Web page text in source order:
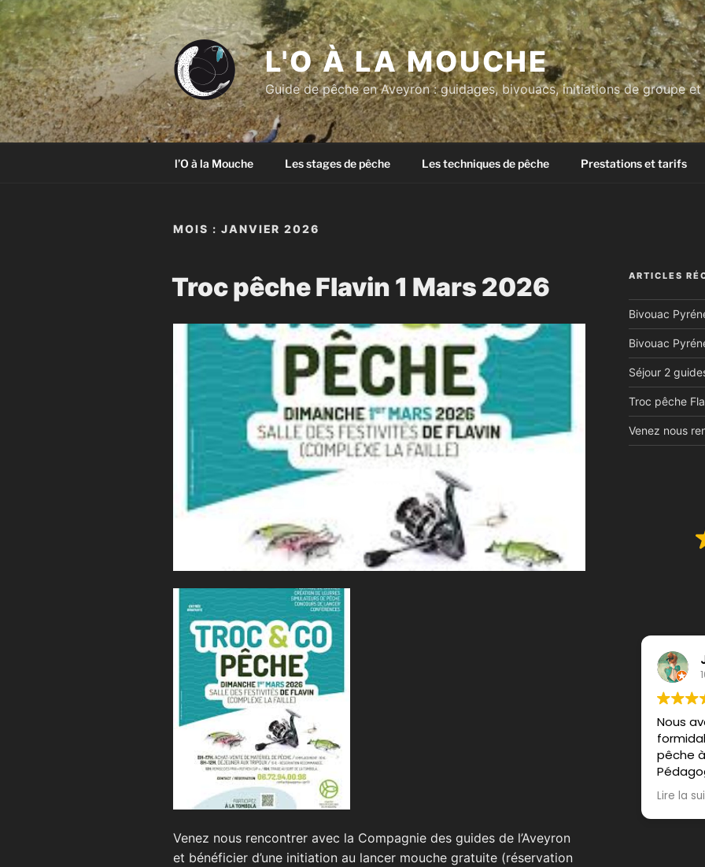
Aller
au
contenu
principal
L'O À LA MOUCHE
Guide de pêche en Aveyron : guidages, bivouacs, initiations de groupe et
l’O à la Mouche Les stages de pêche Les techniques de pêche Prestations et tarifs
MOIS : JANVIER 2026
Troc pêche Flavin 1 Mars 2026
Venez nous rencontrer avec la Compagnie des guides de l’Aveyron
et bénéficier d’une initiation au lancer mouche gratuite (réservation
ARTICLES
Bivouac
Bivouac
Séjour 2
Troc pêche
Venez nous
Julia
10/09/2025
Nous avons
formidable lors
pêche à la
Pédagogue,
sympathique,
recommandons
réserve !
Lire la suite